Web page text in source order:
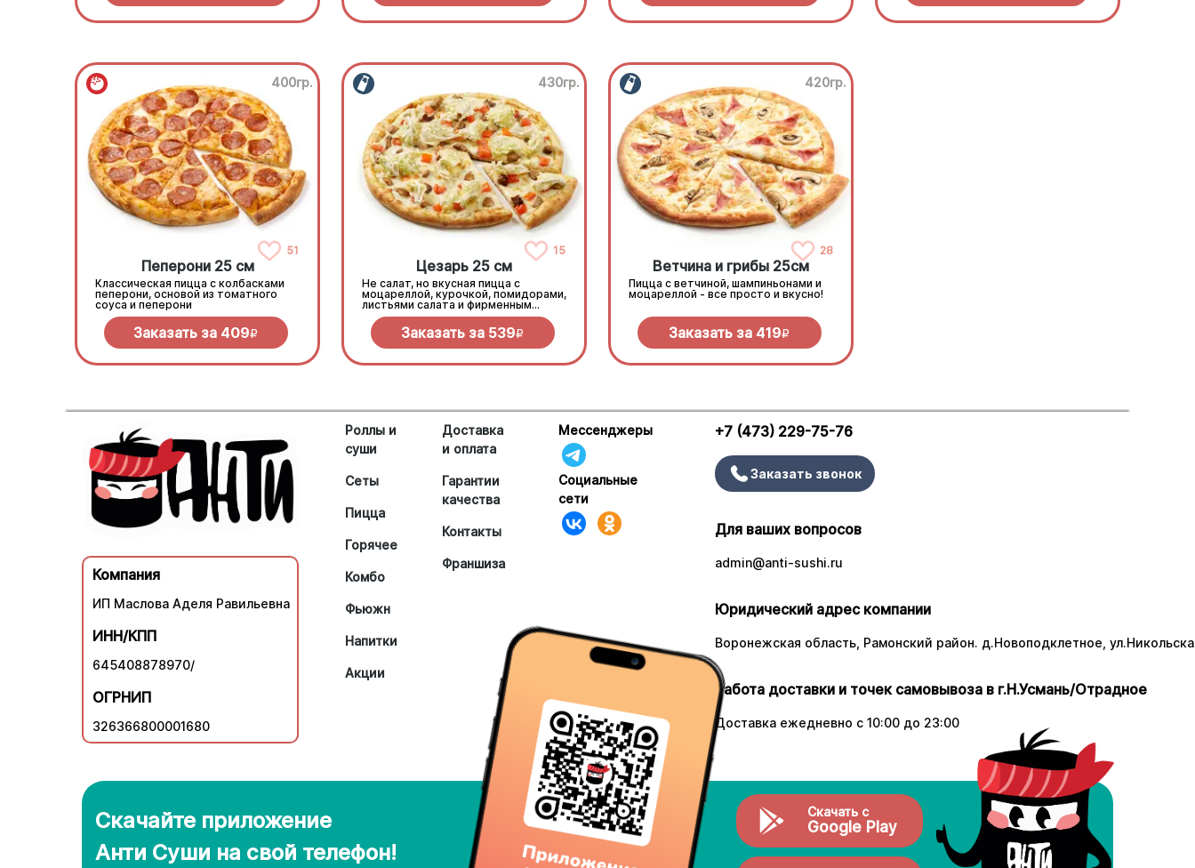
400гр.
51
Пеперони 25 см
Классическая пицца с колбасками
пеперони, основой из томатного
соуса и пеперони
Заказать за 409R
430гр.
15
Цезарь 25 см
Не салат, но вкусная пицца с
моцареллой, курочкой, помидорами,
листьями салата и фирменным
соусом
Заказать за 539R
420гр.
28
Ветчина и грибы 25см
Пицца с ветчиной, шампиньонами и
моцареллой - все просто и вкусно!
Заказать за 419R
Компания
ИП Маслова Аделя Равильевна
ИНН/КПП
645408878970/
ОГРНИП
326366800001680
Роллы и
суши
Сеты
Пицца
Горячее
Комбо
Фьюжн
Напитки
Акции
Доставка
и оплата
Гарантии
качества
Контакты
Франшиза
Мессенджеры
Социальные
сети
+7 (473) 229-75-76
Заказать звонок
Для ваших вопросов
admin@anti-sushi.ru
Юридический адрес компании
Воронежская область, Рамонский район. д.Новоподклетное,
Работа доставки и точек самовывоза в г.Н.Усмань/Отрадное
Доставка ежедневно с 10:00 до 23:00
Скачайте приложение
Анти Суши на свой телефон!
Скачать с
Google Play